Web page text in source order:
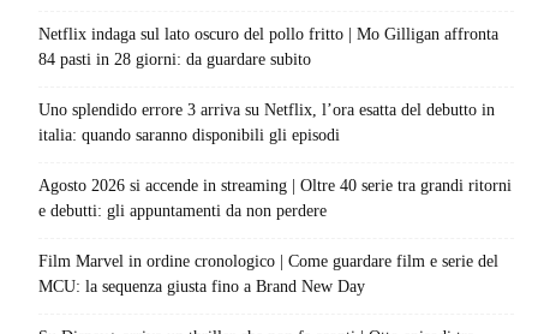
Netflix indaga sul lato oscuro del pollo fritto | Mo Gilligan affronta
84 pasti in 28 giorni: da guardare subito
Uno splendido errore 3 arriva su Netflix, l’ora esatta del debutto in
italia: quando saranno disponibili gli episodi
Agosto 2026 si accende in streaming | Oltre 40 serie tra grandi ritorni
e debutti: gli appuntamenti da non perdere
Film Marvel in ordine cronologico | Come guardare film e serie del
MCU: la sequenza giusta fino a Brand New Day